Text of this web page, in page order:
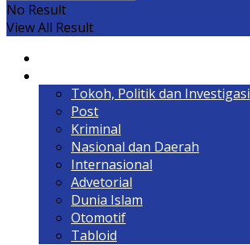
No Result
View All Result
Tokoh, Politik dan Investigasi
Post
Kriminal
Nasional dan Daerah
Internasional
Advetorial
Dunia Islam
Otomotif
Tabloid